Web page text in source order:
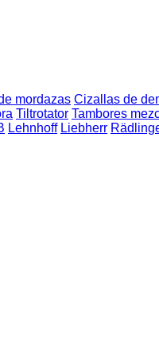
mordazas Cizallas de
Tiltrotator Tambores
Lehnhoff Liebherr